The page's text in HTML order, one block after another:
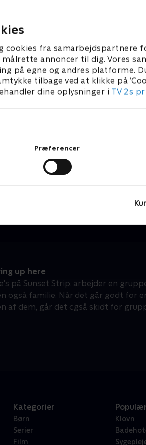
cookies fra samarbejdspartnere
annoncer til dig. Vores
på egne og andres platforme.
tilbage ved at klikke på
dine oplysninger i TV 2s
Præferencer
56 min
up here
på Sunset Strip, arbejder en
også familie. Når det går godt for
af dem, går det også skidt for
Kategorier
Børn
Serier
Film
Klovn